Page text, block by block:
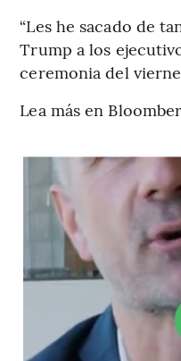
“Les he sacado de
Trump a los
ceremonia del
Lea más en